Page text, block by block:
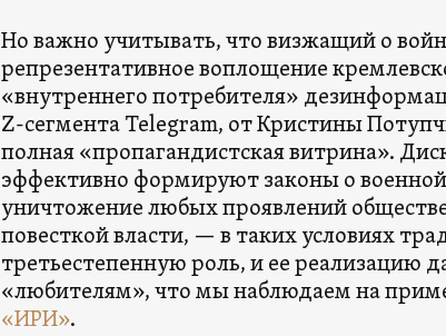
Но важно учитывать, что визжащий о
репрезентативное воплощение
«внутреннего потребителя»
Z-сегмента Telegram, от Кристины
полная «пропагандистская витрина».
эффективно формируют законы о
уничтожение любых проявлений
повесткой власти, — в таких условиях
третьестепенную роль, и ее реализацию
«любителям», что мы наблюдаем на
«ИРИ».